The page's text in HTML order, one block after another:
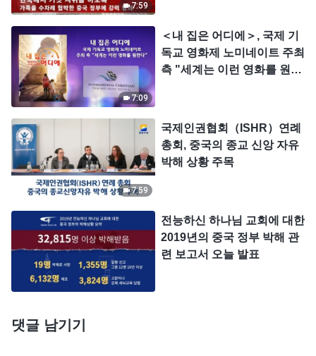
7:59
7:09
＜내 집은 어디에＞, 국제 기
독교 영화제 노미네이트 주최
측 "세계는 이런 영화를 원한
7:59
국제인권협회（ISHR）연례
총회, 중국의 종교 신앙 자유
박해 상황 주목
전능하신 하나님 교회에 대한
2019년의 중국 정부 박해 관
련 보고서 오늘 발표
댓글 남기기